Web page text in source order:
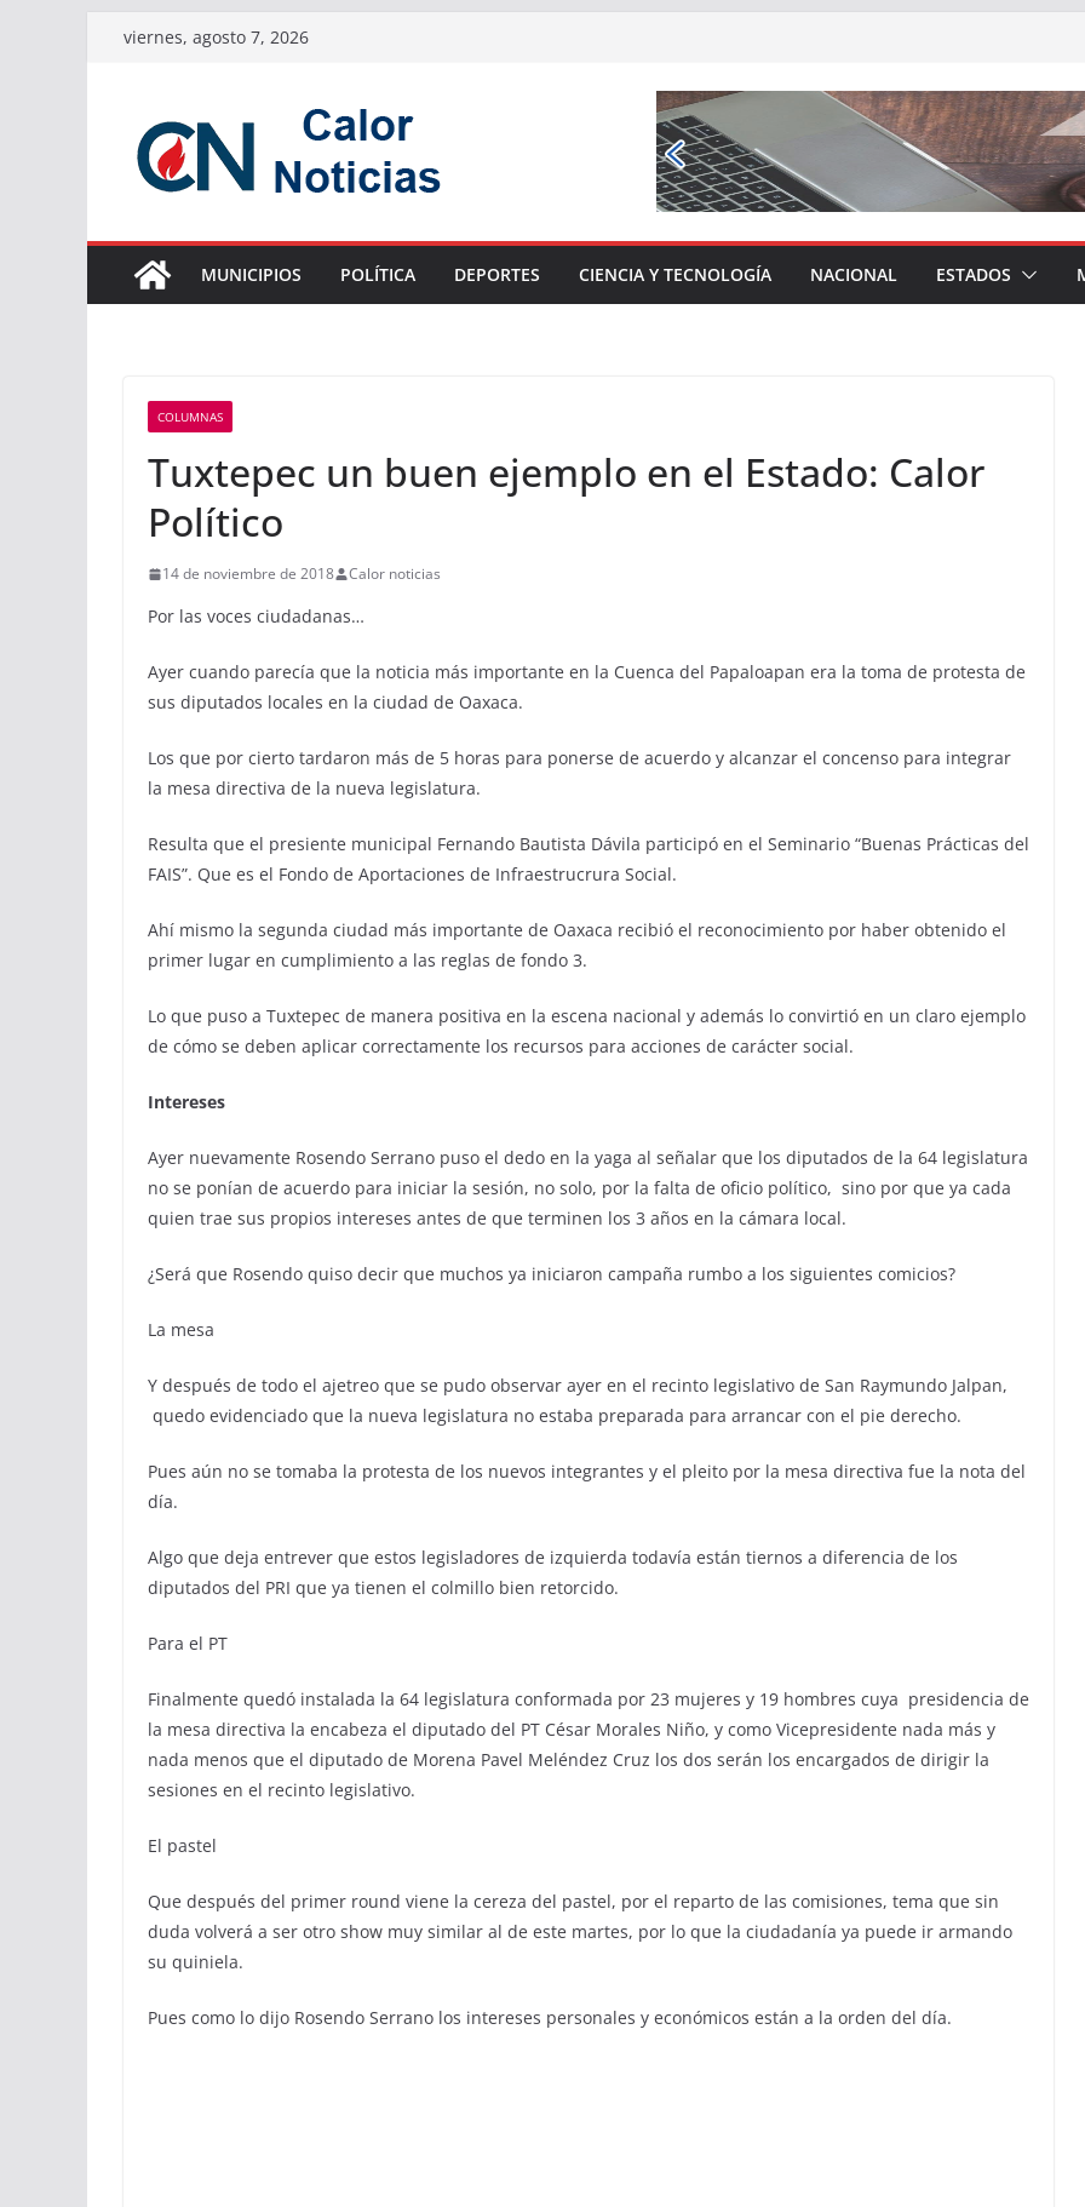
Saltarviernes, agosto 7, 2026
MUNICIPIOS POLÍTICA DEPORTES CIENCIA Y TECNOLOGÍA NACIONAL ESTADOS
COLUMNAS
Tuxtepec un buen ejemplo en el Estado: Calor
Político
14 de noviembre de 2018 Calor noticias
Por las voces ciudadanas…
Ayer cuando parecía que la noticia más importante en la Cuenca del Papaloapan era la toma de protesta de
sus diputados locales en la ciudad de Oaxaca.
Los que por cierto tardaron más de 5 horas para ponerse de acuerdo y alcanzar el concenso para integrar
la mesa directiva de la nueva legislatura.
Resulta que el presiente municipal Fernando Bautista Dávila participó en el Seminario “Buenas Prácticas del
FAIS”. Que es el Fondo de Aportaciones de Infraestrucrura Social.
Ahí mismo la segunda ciudad más importante de Oaxaca recibió el reconocimiento por haber obtenido el
primer lugar en cumplimiento a las reglas de fondo 3.
Lo que puso a Tuxtepec de manera positiva en la escena nacional y además lo convirtió en un claro ejemplo
de cómo se deben aplicar correctamente los recursos para acciones de carácter social.
Intereses
Ayer nuevamente Rosendo Serrano puso el dedo en la yaga al señalar que los diputados de la 64 legislatura
no se ponían de acuerdo para iniciar la sesión, no solo, por la falta de oficio político, sino por que ya cada
quien trae sus propios intereses antes de que terminen los 3 años en la cámara local.
¿Será que Rosendo quiso decir que muchos ya iniciaron campaña rumbo a los siguientes comicios?
La mesa
Y después de todo el ajetreo que se pudo observar ayer en el recinto legislativo de San Raymundo Jalpan,
quedo evidenciado que la nueva legislatura no estaba preparada para arrancar con el pie derecho.
Pues aún no se tomaba la protesta de los nuevos integrantes y el pleito por la mesa directiva fue la nota del
día.
Algo que deja entrever que estos legisladores de izquierda todavía están tiernos a diferencia de los
diputados del PRI que ya tienen el colmillo bien retorcido.
Para el PT
Finalmente quedó instalada la 64 legislatura conformada por 23 mujeres y 19 hombres cuya presidencia de
la mesa directiva la encabeza el diputado del PT César Morales Niño, y como Vicepresidente nada más y
nada menos que el diputado de Morena Pavel Meléndez Cruz los dos serán los encargados de dirigir la
sesiones en el recinto legislativo.
El pastel
Que después del primer round viene la cereza del pastel, por el reparto de las comisiones, tema que sin
duda volverá a ser otro show muy similar al de este martes, por lo que la ciudadanía ya puede ir armando
su quiniela.
Pues como lo dijo Rosendo Serrano los intereses personales y económicos están a la orden del día.